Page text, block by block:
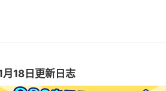
18日更新日志